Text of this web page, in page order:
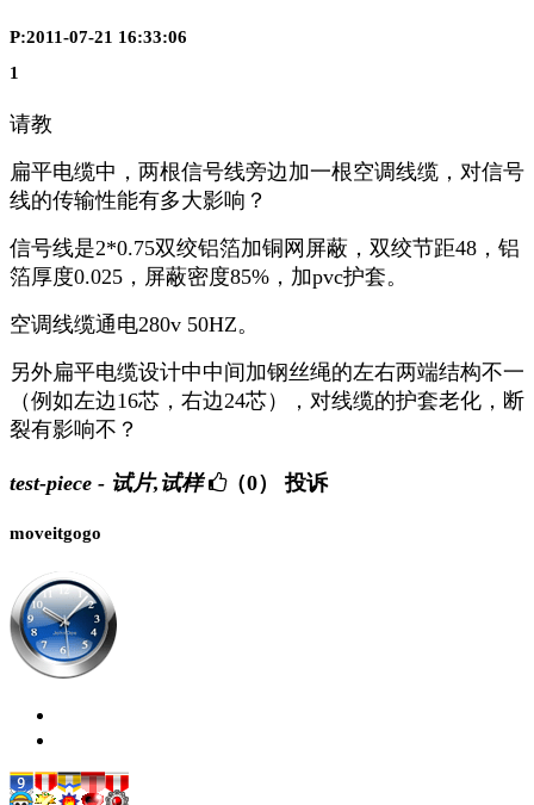
P:2011-07-21 16:33:06
1
请教
扁平电缆中，两根信号线旁边加一根空调线缆，对信号
线的传输性能有多大影响？
信号线是2*0.75双绞铝箔加铜网屏蔽，双绞节距48，铝
箔厚度0.025，屏蔽密度85%，加pvc护套。
空调线缆通电280v 50HZ。
另外扁平电缆设计中中间加钢丝绳的左右两端结构不一
（例如左边16芯，右边24芯），对线缆的护套老化，断
裂有影响不？
test-piece - 试片,试样 （0） 投诉
moveitgogo